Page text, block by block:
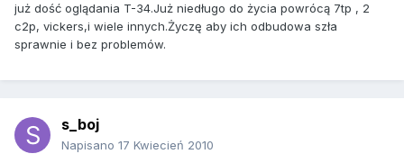
już dość oglądania T-34.Już niedługo do życia powrócą 7tp , 2
c2p, vickers,i wiele innych.Życzę aby ich odbudowa szła
sprawnie i bez problemów.
s_boj
Napisano 17 Kwiecień 2010